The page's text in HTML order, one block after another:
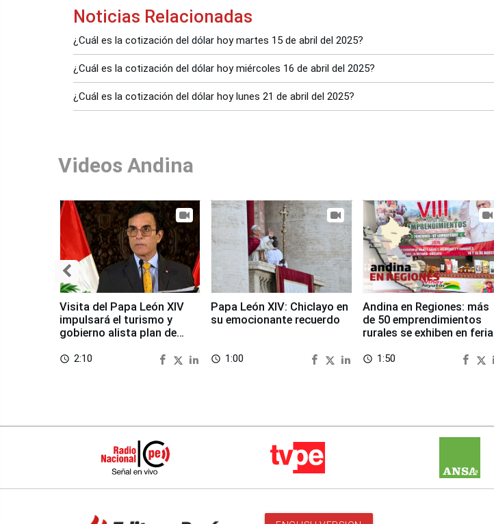
Noticias Relacionadas
¿Cuál es la cotización del dólar hoy martes 15 de abril del 2025?
¿Cuál es la cotización del dólar hoy miércoles 16 de abril del 2025?
¿Cuál es la cotización del dólar hoy lunes 21 de abril del 2025?
Videos Andina
Visita del Papa León XIV
impulsará el turismo y
gobierno alista plan de
access_time 2:10
Papa León XIV: Chiclayo en
su emocionante recuerdo
access_time 1:00
Andina en Regiones: más
de 50 emprendimientos
rurales se exhiben en feria
access_time 1:50